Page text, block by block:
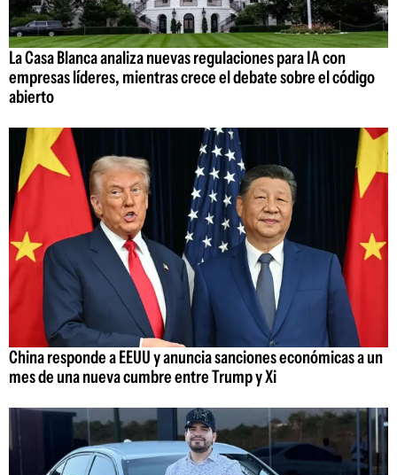
La Casa Blanca analiza nuevas regulaciones para IA con
empresas líderes, mientras crece el debate sobre el código
abierto
China responde a EEUU y anuncia sanciones económicas a un
mes de una nueva cumbre entre Trump y Xi